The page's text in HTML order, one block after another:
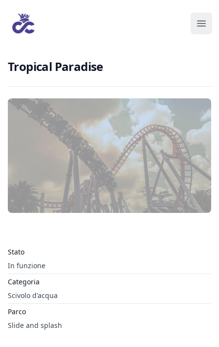
Tropical Paradise
Stato
In funzione
Categoria
Scivolo d'acqua
Parco
Slide and splash